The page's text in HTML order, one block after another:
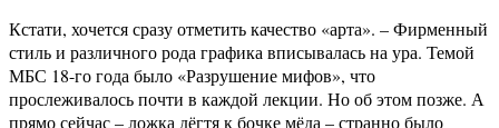
Кстати, хочется сразу отметить качество «арта». – Фирменный
стиль и различного рода графика вписывалась на ура. Темой
МБС 18-го года было «Разрушение мифов», что
прослеживалось почти в каждой лекции. Но об этом позже. А
прямо сейчас – ложка дёгтя к бочке мёда – странно было